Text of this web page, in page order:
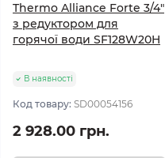
Thermo Alliance Forte 3/4"
з редуктором для
горячої води SF128W20H
В наявності
Код товару: SD00054156
2 928.00 грн.